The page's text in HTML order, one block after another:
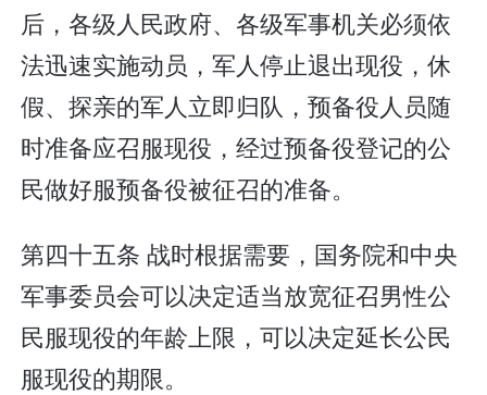
后，各级人民政府、各级军事机关必须依
法迅速实施动员，军人停止退出现役，休
假、探亲的军人立即归队，预备役人员随
时准备应召服现役，经过预备役登记的公
民做好服预备役被征召的准备。
第四十五条 战时根据需要，国务院和中央
军事委员会可以决定适当放宽征召男性公
民服现役的年龄上限，可以决定延长公民
服现役的期限。